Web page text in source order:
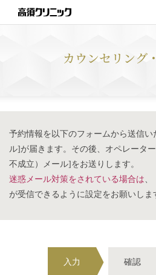
カウンセリング
予約情報を以下のフォームから送信
ル]が届きます。その後、オペレータ
不成立）メール]をお送りします。
迷惑メール対策をされている場合は、
が受信できるように設定をお願いしま
入力 確認